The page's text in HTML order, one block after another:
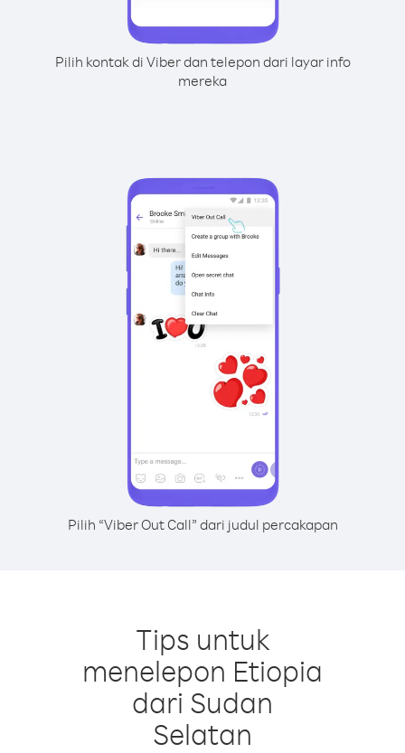
Pilih kontak di Viber dan telepon dari layar info
mereka
Pilih “Viber Out Call” dari judul percakapan
Tips untuk
menelepon Etiopia
dari Sudan
Selatan